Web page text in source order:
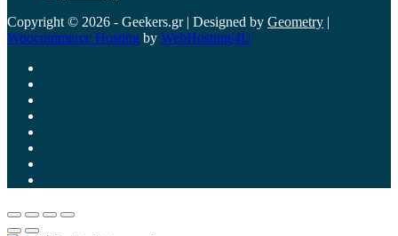
Copyright © 2026 - Geekers.gr | Designed by Geometry |
Woocommerce Hosting by WebHosting|4U